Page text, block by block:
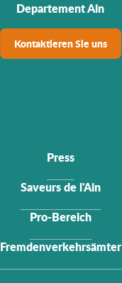
Departement Ain
Kontaktieren Sie uns
Press
Saveurs de l'Ain
Pro-Bereich
Fremdenverkehrsämter